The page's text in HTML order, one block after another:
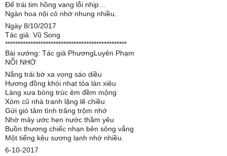
Để trái tim hồng vang lỗi nhịp…
Ngàn hoa nội cỏ nhớ nhung nhiều.
Ngày 8/10/2017
Tác giả: Vũ Song
************************************************
Bài xướng: Tác giả PhươngLuyên Phạm
NỖI NHỚ
Nắng trải bờ xa vọng sáo diều
Hương đồng khói nhạt tỏa làn xiêu
Làng xưa bóng trúc êm đềm mộng
Xóm cũ nhà tranh lặng lẽ chiều
Gửi gió tâm tình trăng trộm nhớ
Nhờ mây ước hẹn nước thầm yêu
Buồn thương chiếc nhạn bên sông vắng
Một tiếng kêu sương lạnh nhớ nhiều.
6-10-2017